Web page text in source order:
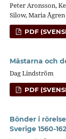
Peter Aronsson,
Silow, Maria Ågren
PDF
Mästarna och
Dag Lindström
PDF
Bönder i
Sverige 1560-